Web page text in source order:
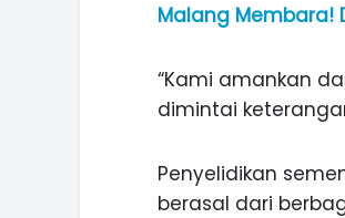
Malang Membara!
“Kami amankan
dimintai
Penyelidikan
berasal dari